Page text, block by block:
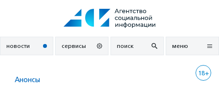
новости сервисы поиск меню
18+
Анонсы